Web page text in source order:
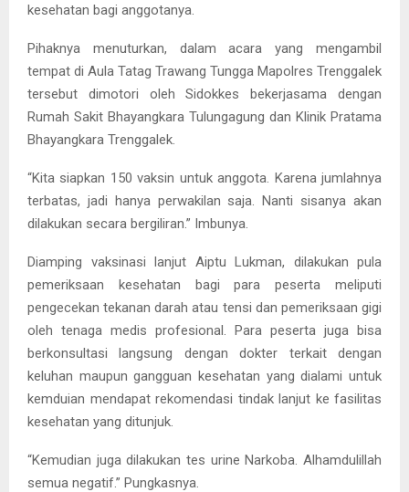
kesehatan bagi anggotanya.
Pihaknya menuturkan, dalam acara yang mengambil
tempat di Aula Tatag Trawang Tungga Mapolres Trenggalek
tersebut dimotori oleh Sidokkes bekerjasama dengan
Rumah Sakit Bhayangkara Tulungagung dan Klinik Pratama
Bhayangkara Trenggalek.
“Kita siapkan 150 vaksin untuk anggota. Karena jumlahnya
terbatas, jadi hanya perwakilan saja. Nanti sisanya akan
dilakukan secara bergiliran.” Imbunya.
Diamping vaksinasi lanjut Aiptu Lukman, dilakukan pula
pemeriksaan kesehatan bagi para peserta meliputi
pengecekan tekanan darah atau tensi dan pemeriksaan gigi
oleh tenaga medis profesional. Para peserta juga bisa
berkonsultasi langsung dengan dokter terkait dengan
keluhan maupun gangguan kesehatan yang dialami untuk
kemduian mendapat rekomendasi tindak lanjut ke fasilitas
kesehatan yang ditunjuk.
“Kemudian juga dilakukan tes urine Narkoba. Alhamdulillah
semua negatif.” Pungkasnya.